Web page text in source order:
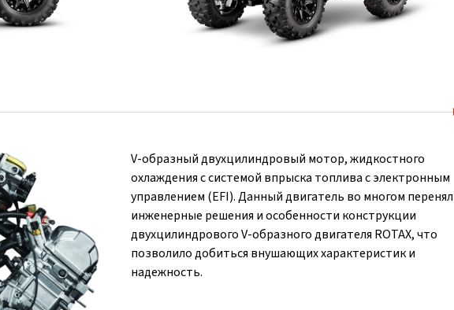
V-образный двухцилиндровый мотор, жидкостного
охлаждения с системой впрыска топлива с электронным
управлением (EFI). Данный двигатель во многом перенял
инженерные решения и особенности конструкции
двухцилиндрового V-образного двигателя ROTAX, что
позволило добиться внушающих характеристик и
надежность.